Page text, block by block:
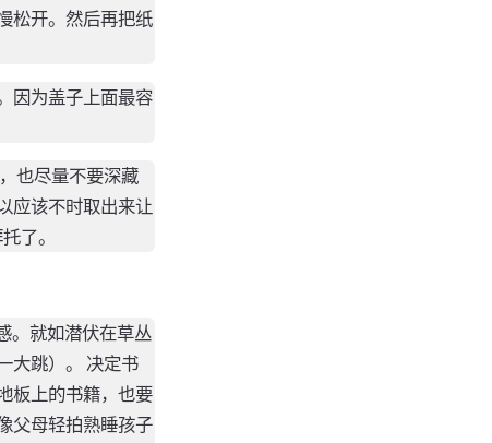
松开。然后再把纸
因为盖子上面最容
也尽量不要深藏
应该不时取出来让
了。
。就如潜伏在草丛
大跳）。 决定书
板上的书籍，也要
父母轻拍熟睡孩子